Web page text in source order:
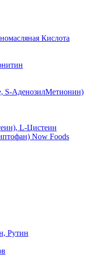
Кислота
АденозилМетионин)
L-Цистеин
Now Foods
Рутин